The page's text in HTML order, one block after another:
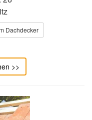
Dachdecker
>>